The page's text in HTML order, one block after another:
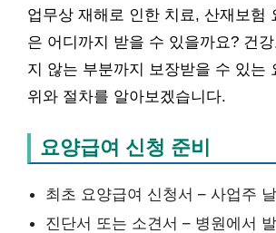
업무상 재해로 인한 치료, 산재보험
은 어디까지 받을 수 있을까요? 건
지 않는 부분까지 보장받을 수 있는
위와 절차를 알아보겠습니다.
요양급여 신청 준비
최초 요양급여 신청서 – 사업주
진단서 또는 소견서 – 병원에서